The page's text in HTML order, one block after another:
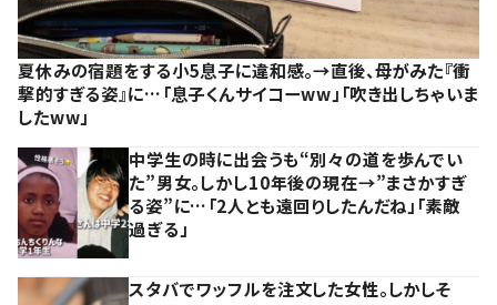
夏休みの宿題をする小5息子に違和感。→直後、母がみた『衝
撃的すぎる姿』に…「息子くんサイコーww」「吹き出しちゃいま
したww」
中学生の時に出会うも“別々の道を歩んでい
た”男女。しかし10年後の現在→”まさかすぎ
る姿”に…「2人とも遠回りしたんだね」「素敵
過ぎる」
スタバでワッフルを注文した女性。しかしそ